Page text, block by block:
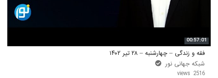
00:57:01
فقه و زندگی – چهارشنبه – ۲۸ تیر ۱۴۰۲
شبکه جهانی نور
2516 views